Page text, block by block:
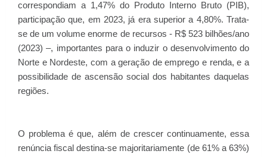
correspondiam a 1,47% do Produto Interno Bruto (PIB),
participação que, em 2023, já era superior a 4,80%. Trata-
se de um volume enorme de recursos - R$ 523 bilhões/ano
(2023) –, importantes para o induzir o desenvolvimento do
Norte e Nordeste, com a geração de emprego e renda, e a
possibilidade de ascensão social dos habitantes daquelas
regiões.
O problema é que, além de crescer continuamente, essa
renúncia fiscal destina-se majoritariamente (de 61% a 63%)